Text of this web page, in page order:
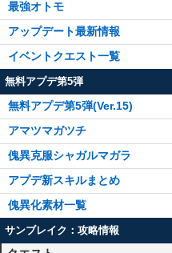
最強オトモ
アップデート最新情報
イベントクエスト一覧
無料アプデ第5弾
無料アプデ第5弾(Ver.15)
アマツマガツチ
傀異克服シャガルマガラ
アプデ新スキルまとめ
傀異化素材一覧
サンブレイク：攻略情報